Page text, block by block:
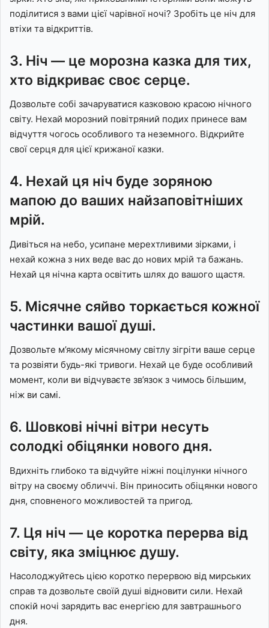
поділитися з вами цієї чарівної ночі? Зробіть це ніч для
втіхи та відкриттів.
3. Ніч — це морозна казка для тих,
хто відкриває своє серце.
Дозвольте собі зачаруватися казковою красою нічного
світу. Нехай морозний повітряний подих принесе вам
відчуття чогось особливого та неземного. Відкрийте
свої серця для цієї крижаної казки.
4. Нехай ця ніч буде зоряною
мапою до ваших найзаповітніших
мрій.
Дивіться на небо, усипане мерехтливими зірками, і
нехай кожна з них веде вас до нових мрій та бажань.
Нехай ця нічна карта освітить шлях до вашого щастя.
5. Місячне сяйво торкається кожної
частинки вашої душі.
Дозвольте м’якому місячному світлу зігріти ваше серце
та розвіяти будь-які тривоги. Нехай це буде особливий
момент, коли ви відчуваєте зв’язок з чимось більшим,
ніж ви самі.
6. Шовкові нічні вітри несуть
солодкі обіцянки нового дня.
Вдихніть глибоко та відчуйте ніжні поцілунки нічного
вітру на своєму обличчі. Він приносить обіцянки нового
дня, сповненого можливостей та пригод.
7. Ця ніч — це коротка перерва від
світу, яка зміцнює душу.
Насолоджуйтесь цією коротко перервою від мирських
справ та дозвольте своїй душі відновити сили. Нехай
спокій ночі зарядить вас енергією для завтрашнього
дня.